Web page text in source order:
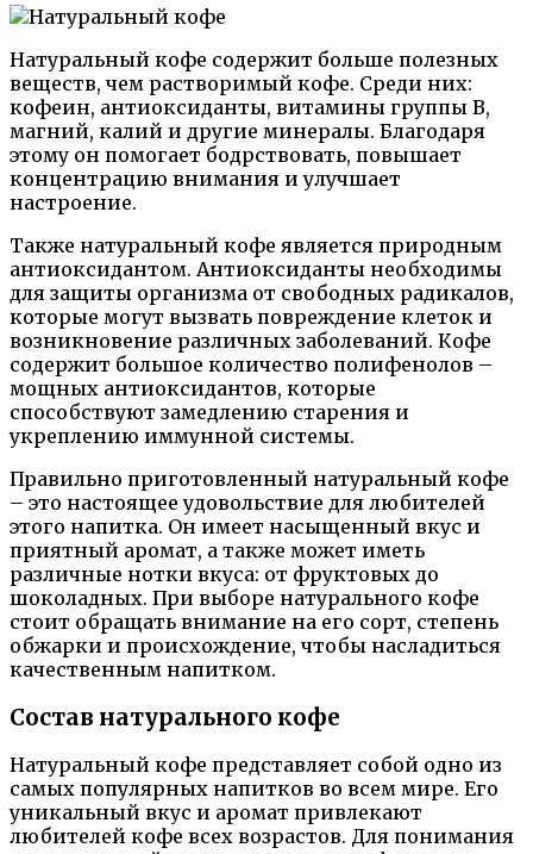
Натуральный кофе содержит больше полезных
веществ, чем растворимый кофе. Среди них:
кофеин, антиоксиданты, витамины группы B,
магний, калий и другие минералы. Благодаря
этому он помогает бодрствовать, повышает
концентрацию внимания и улучшает
настроение.
Также натуральный кофе является природным
антиоксидантом. Антиоксиданты необходимы
для защиты организма от свободных радикалов,
которые могут вызвать повреждение клеток и
возникновение различных заболеваний. Кофе
содержит большое количество полифенолов –
мощных антиоксидантов, которые
способствуют замедлению старения и
укреплению иммунной системы.
Правильно приготовленный натуральный кофе
– это настоящее удовольствие для любителей
этого напитка. Он имеет насыщенный вкус и
приятный аромат, а также может иметь
различные нотки вкуса: от фруктовых до
шоколадных. При выборе натурального кофе
стоит обращать внимание на его сорт, степень
обжарки и происхождение, чтобы насладиться
качественным напитком.
Состав натурального кофе
Натуральный кофе представляет собой одно из
самых популярных напитков во всем мире. Его
уникальный вкус и аромат привлекают
любителей кофе всех возрастов. Для понимания